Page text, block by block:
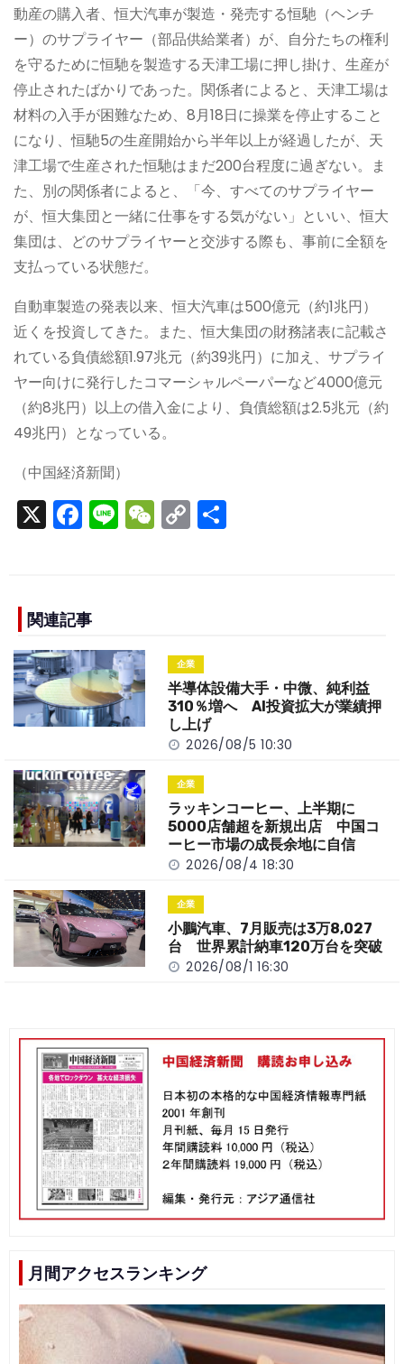
動産の購入者、恒大汽車が製造・発売する恒馳（ヘンチ
ー）のサプライヤー（部品供給業者）が、自分たちの権利
を守るために恒馳を製造する天津工場に押し掛け、生産が
停止されたばかりであった。関係者によると、天津工場は
材料の入手が困難なため、8月18日に操業を停止すること
になり、恒馳5の生産開始から半年以上が経過したが、天
津工場で生産された恒馳はまだ200台程度に過ぎない。ま
た、別の関係者によると、「今、すべてのサプライヤー
が、恒大集団と一緒に仕事をする気がない」といい、恒大
集団は、どのサプライヤーと交渉する際も、事前に全額を
支払っている状態だ。
自動車製造の発表以来、恒大汽車は500億元（約1兆円）
近くを投資してきた。また、恒大集団の財務諸表に記載さ
れている負債総額1.97兆元（約39兆円）に加え、サプライ
ヤー向けに発行したコマーシャルペーパーなど4000億元
（約8兆円）以上の借入金により、負債総額は2.5兆元（約
49兆円）となっている。
（中国経済新聞）
X F
a
e
b
o
o
k
Li
n
W
e
C
o
n
k
関連記事
企業
半導体設備大手・中微、純利益
310％増へ AI投資拡大が業績押
し上げ
2026/08/5 10:30
企業
ラッキンコーヒー、上半期に
5000店舗超を新規出店 中国コ
ーヒー市場の成長余地に自信
2026/08/4 18:30
企業
小鵬汽車、7月販売は3万8,027
台 世界累計納車120万台を突破
2026/08/1 16:30
月間アクセスランキング